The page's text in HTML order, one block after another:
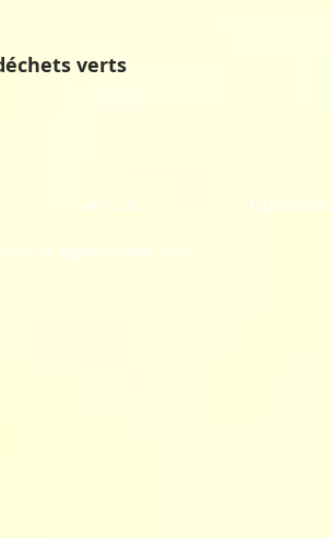
verts
ARTICLES ALLER EN
de Régnié-Durette - 2015 -